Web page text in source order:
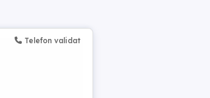
Telefon validat